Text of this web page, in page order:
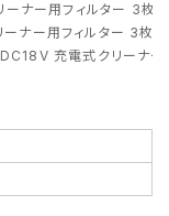
ナー用フィルター 3枚
ナー用フィルター 3枚
DC18V 充電式クリーナー